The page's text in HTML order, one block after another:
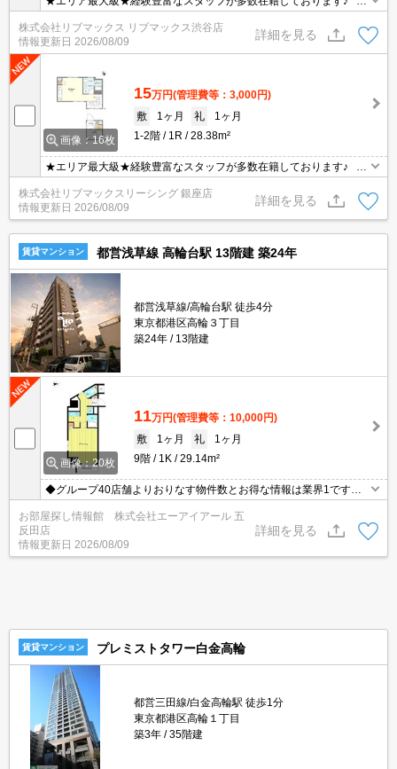
期費用クレジット支払可能！オンライン内覧・オンライン契約等弊
社に一度も来店せずとも問題ありません♪弊社ではネットに掲載され
ている物件も全てご紹介可能になりますので気になる物件は全て申
し付けください★
株式会社リブマックス リブマックス渋谷店
情報更新日 2026/08/09
詳細を見る
画像：16枚
15万円(管理費等：3,000円)
敷
1ヶ月 礼
1ヶ月
1-2階
1R 28.38m²
★エリア最大級★経験豊富なスタッフが多数在籍しております♪ 初
期費用クレジット支払可能！オンライン内覧・オンライン契約等弊
社に一度も来店せずとも問題ありません♪弊社ではネットに掲載され
ている物件も全てご紹介可能になりますので気になる物件は全て申
し付けください★
株式会社リブマックスリーシング 銀座店
情報更新日 2026/08/09
詳細を見る
賃貸マンション 都営浅草線 高輪台駅 13階建 築24年
都営浅草線/高輪台駅 徒歩4分
東京都港区高輪３丁目
築24年
13階建
画像：20枚
11万円(管理費等：10,000円)
敷
1ヶ月 礼
1ヶ月
9階
1K 29.14m²
◆グループ40店舗よりおりなす物件数とお得な情報は業界1です◆
仲介手数料無料物件有◆保証人様不要◆礼金敷金0物件多数有◆お
電話ご連絡即ご対応致します◆【0120772074】迄！
お部屋探し情報館 株式会社エーアイアール 五
反田店
情報更新日 2026/08/09
詳細を見る
賃貸マンション プレミストタワー白金高輪
都営三田線/白金高輪駅 徒歩1分
東京都港区高輪１丁目
築3年
35階建